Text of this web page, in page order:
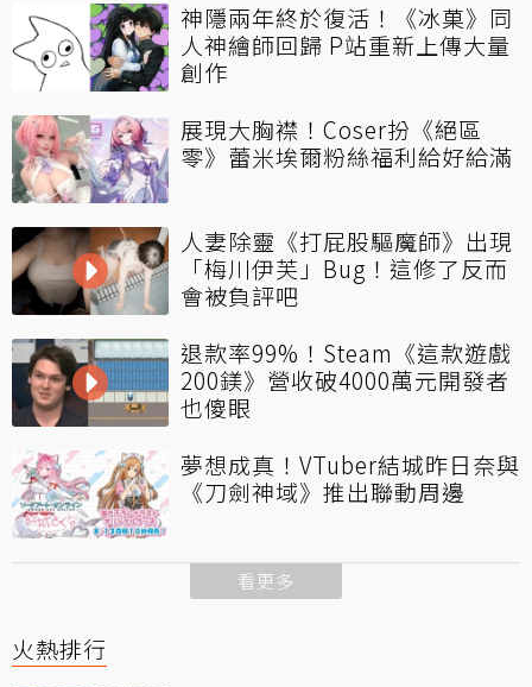
神隱兩年終於復活！《冰菓》同
人神繪師回歸 P站重新上傳大量
創作
展現大胸襟！Coser扮《絕區
零》蕾米埃爾粉絲福利給好給滿
人妻除靈《打屁股驅魔師》出現
「梅川伊芙」Bug！這修了反而
會被負評吧
退款率99%！Steam《這款遊戲
200鎂》營收破4000萬元開發者
也傻眼
夢想成真！VTuber結城昨日奈與
《刀劍神域》推出聯動周邊
看更多
火熱排行